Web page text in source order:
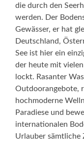
die durch den
werden. Der
Gewässer, er hat
Deutschland,
See ist hier ein
der heute mit
lockt. Rasanter
Outdoorangebote,
hochmoderne
Paradiese und
internationalen
Urlauber sämtliche